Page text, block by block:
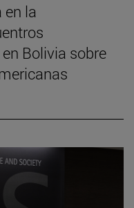
en la
Bolivia sobre